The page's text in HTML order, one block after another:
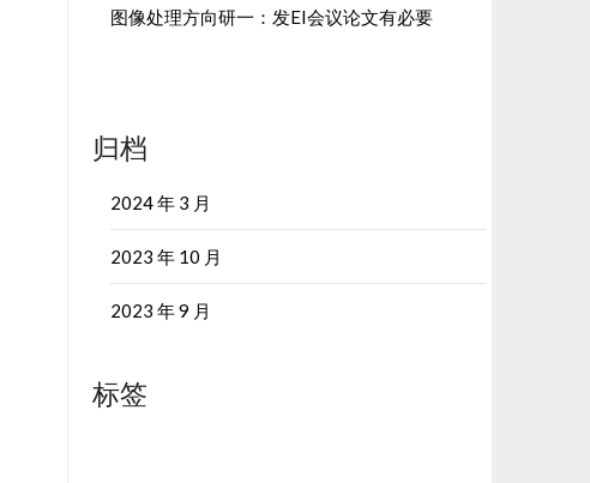
图像处理方向研一：发EI会议论文有必要
归档
2024 年 3 月
2023 年 10 月
2023 年 9 月
标签